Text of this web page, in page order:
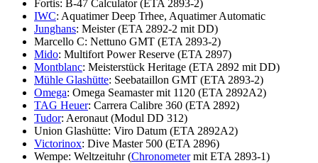
Fortis: B-47 Calculator (ETA 2893-2)
IWC: Aquatimer Deep Trhee, Aquatimer Automatic
Junghans: Meister (ETA 2892-2 mit DD)
Marcello C: Nettuno GMT (ETA 2893-2)
Mido: Multifort Power Reserve (ETA 2897)
Montblanc: Meisterstück Heritage (ETA 2892 mit DD)
Mühle Glashütte: Seebataillon GMT (ETA 2893-2)
Omega: Omega Seamaster mit 1120 (ETA 2892A2)
TAG Heuer: Carrera Calibre 360 (ETA 2892)
Tudor: Aeronaut (Modul DD 312)
Union Glashütte: Viro Datum (ETA 2892A2)
Victorinox: Dive Master 500 (ETA 2896)
Wempe: Weltzeituhr (Chronometermit ETA 2893-1)